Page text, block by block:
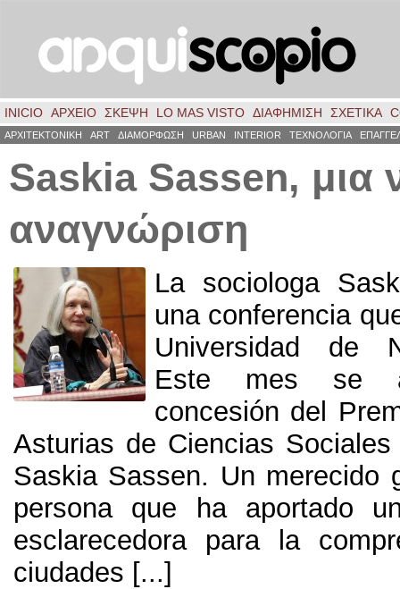
INICIO ΑΡΧΕΙΟ ΣΚΈΨΗ LO MAS VISTO ΔΙΑΦΗΜΙΣΗ ΣΧΕΤΙΚΑ
ΑΡΧΙΤΕΚΤΟΝΙΚΗ ART ΔΙΑΜΟΡΦΩΣΗ URBAN INTERIOR ΤΕΧΝΟΛΟΓΙΑ
Saskia Sassen, μια
αναγνώριση
La sociologa
una conferencia
Universidad de
Este mes se
concesión del
Asturias de Ciencias
Saskia Sassen. Un merecido
persona que ha aportado
esclarecedora para la
ciudades [...]